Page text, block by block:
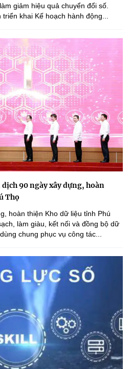
giảm hiệu quả chuyển đổi số.
khai Kế hoạch hành động...
90 ngày xây dựng, hoàn
Thọ
hoàn thiện Kho dữ liệu tỉnh Phú
làm giàu, kết nối và đồng bộ dữ
chung phục vụ công tác...